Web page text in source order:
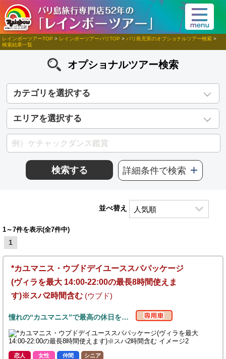
レインボーツアーTOP > レインボーツアーバリTOP > バリ島充実のオプショナルツアー検索 >
検索結果一覧
オプショナルツアー検索
カテゴリを選択する
エリアを選択する
検索する 詳細条件で検索
並べ替え
1～7件を表示(全7件中)
1
*カユマニス・ウブドデイユーススパパッケージ
(ヴィラを最大 14:00-22:00の最長8時間使えま
す)※スパ2時間含む (ウブド)
憧れの“カユマニス”で最高の休日を…
恋人 女性 仲間 シニア